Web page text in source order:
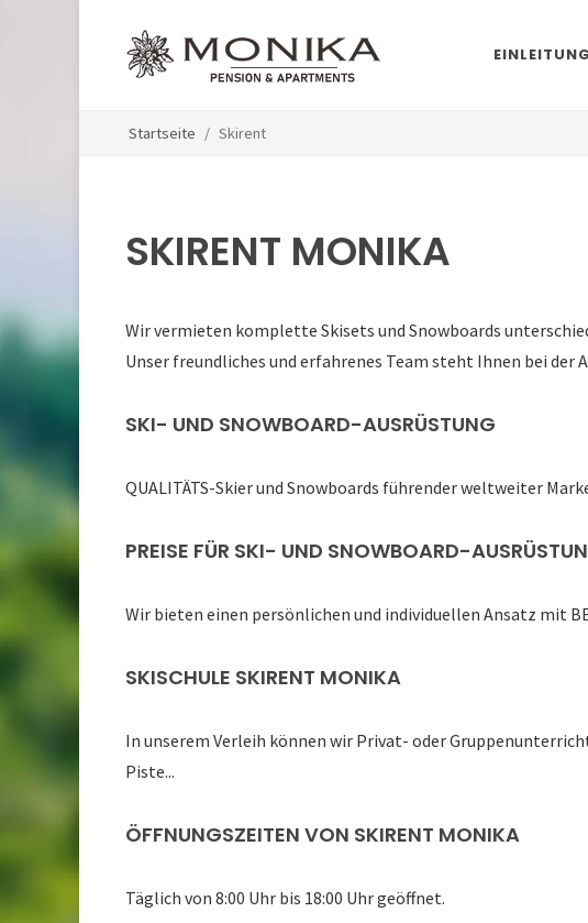
EINLEITUNG
Startseite Skirent
SKIRENT MONIKA
Wir vermieten komplette Skisets und Snowboards
Unser freundliches und erfahrenes Team steht Ihnen bei der
SKI- UND SNOWBOARD-AUSRÜSTUNG
QUALITÄTS-Skier und Snowboards führender weltweiter
PREISE FÜR SKI- UND SNOWBOARD-
Wir bieten einen persönlichen und individuellen Ansatz mit
SKISCHULE SKIRENT MONIKA
In unserem Verleih können wir Privat- oder
Piste...
ÖFFNUNGSZEITEN VON SKIRENT MONIKA
Täglich von 8:00 Uhr bis 18:00 Uhr geöffnet.